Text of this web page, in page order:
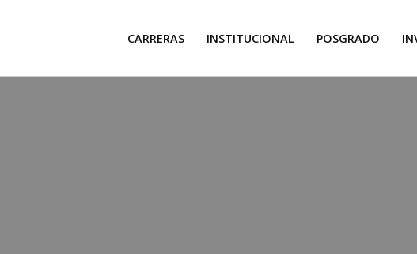
CARRERAS INSTITUCIONAL POSGRADO